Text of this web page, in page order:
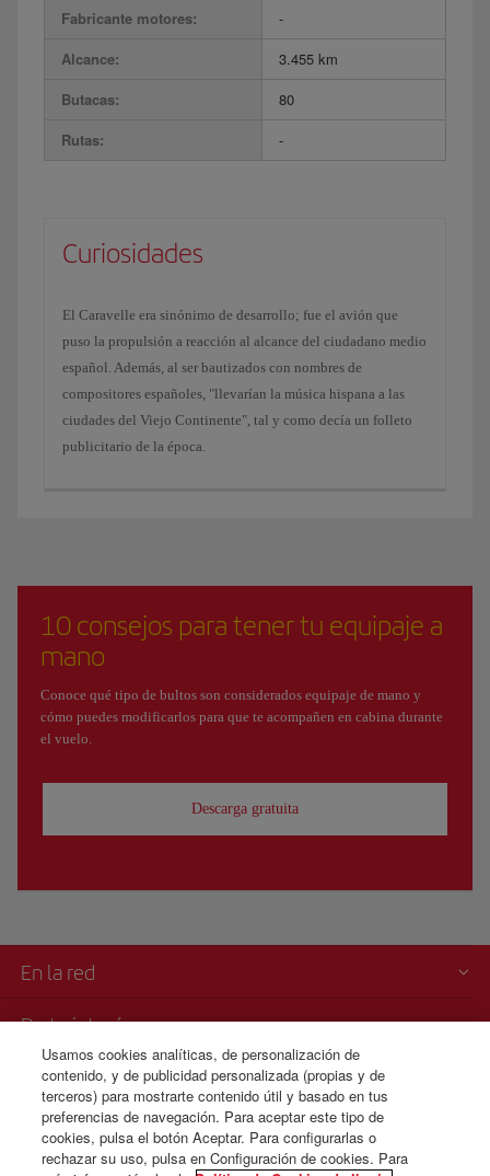
Fabricante motores:
-
Alcance:
3.455 km
Butacas:
80
Rutas:
-
Curiosidades
El Caravelle era sinónimo de desarrollo; fue el avión que
puso la propulsión a reacción al alcance del ciudadano medio
español. Además, al ser bautizados con nombres de
compositores españoles, "llevarían la música hispana a las
ciudades del Viejo Continente", tal y como decía un folleto
publicitario de la época.
10 consejos para tener tu equipaje a
mano
Conoce qué tipo de bultos son considerados equipaje de mano y
cómo puedes modificarlos para que te acompañen en cabina durante
el vuelo.
Descarga gratuita
En la red
De tu interés
Iberia es más
Transparencia
Usamos cookies analíticas, de personalización de
contenido, y de publicidad personalizada (propias y de
terceros) para mostrarte contenido útil y basado en tus
preferencias de navegación. Para aceptar este tipo de
cookies, pulsa el botón Aceptar. Para configurarlas o
rechazar su uso, pulsa en Configuración de cookies. Para